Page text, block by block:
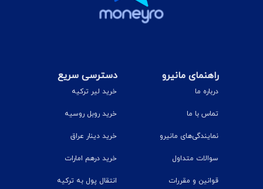
راهنمای مانیرو
درباره ما
تماس با ما
نمایندگی‌های مانیرو
سوالات متداول
قوانین و مقررات
دسترسی سریع
خرید لیر ترکیه
خرید روبل روسیه
خرید دینار عراق
خرید درهم امارات
انتقال پول به ترکیه